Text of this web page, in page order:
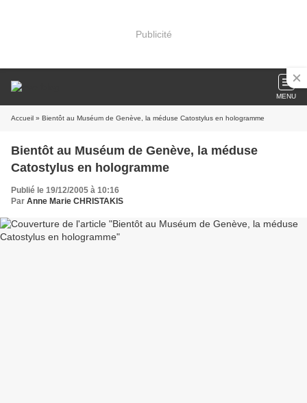
Publicité
MENU
Accueil » Bientôt au Muséum de Genève, la méduse Catostylus en hologramme
Bientôt au Muséum de Genève, la méduse
Catostylus en hologramme
Publié le 19/12/2005 à 10:16
Par Anne Marie CHRISTAKIS